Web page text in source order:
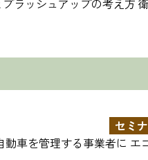
ラッシュアップの考え方
セミ
車を管理する事業者に エ